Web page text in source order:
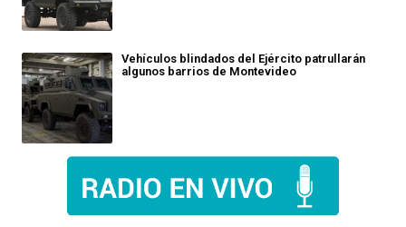
Vehículos blindados del Ejército patrullarán
algunos barrios de Montevideo